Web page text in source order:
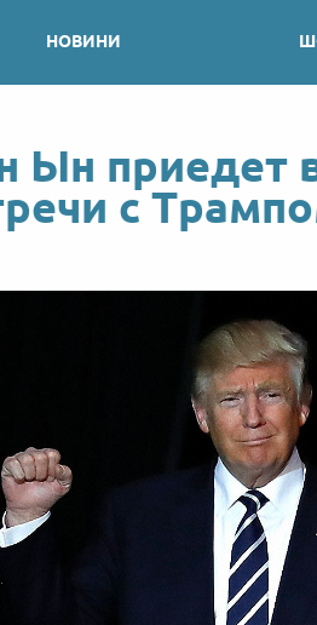
НОВИНИ
Ын приедет
с